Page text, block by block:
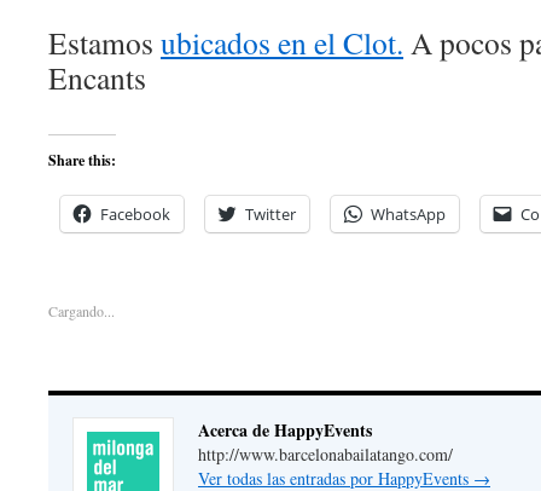
Estamos ubicados en el Clot. A pocos
Encants
Share this:
Facebook Twitter WhatsApp
Cargando...
Acerca de HappyEvents
http://www.barcelonabailatango.com/
Ver todas las entradas por HappyEvents →